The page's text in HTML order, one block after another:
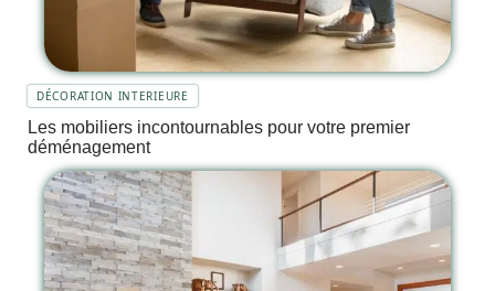
DÉCORATION INTERIEURE
Les mobiliers incontournables pour votre premier
déménagement